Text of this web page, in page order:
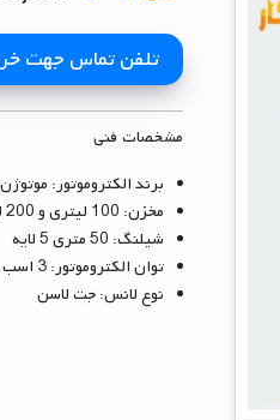
تلفن تماس جهت خرید :
مشخصات فنی
برند الکتروموتور: موتوژن
مخزن: 100 لیتری و 200 لیتری
شیلنگ: 50 متری 5 لایه
توان الکتروموتور: 3 اسب تکفاز و سه فاز
نوع لانس: جت لاسن